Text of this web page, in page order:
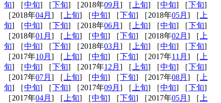
旬] ［中旬] ［ 下旬] ［2018年09月 ] ［上旬] ［中旬] ［ 下旬]
［2018年04月 ] ［上旬] ［中旬] ［ 下旬] ［2018年05月 ] ［上
旬] ［中旬] ［ 下旬] ［2018年06月 ] ［上旬] ［中旬] ［ 下旬]
［2018年01月 ] ［上旬] ［中旬] ［ 下旬] ［2018年02月 ] ［上
旬] ［中旬] ［ 下旬] ［2018年03月 ] ［上旬] ［中旬] ［ 下旬]
［2017年10月 ] ［上旬] ［中旬] ［ 下旬] ［2017年11月 ] ［上
旬] ［中旬] ［ 下旬] ［2017年12月 ] ［上旬] ［中旬] ［ 下旬]
［2017年07月 ] ［上旬] ［中旬] ［ 下旬] ［2017年08月 ] ［上
旬] ［中旬] ［ 下旬] ［2017年09月 ] ［上旬] ［中旬] ［ 下旬]
［2017年04月 ] ［上旬] ［中旬] ［ 下旬] ［2017年05月 ] ［上